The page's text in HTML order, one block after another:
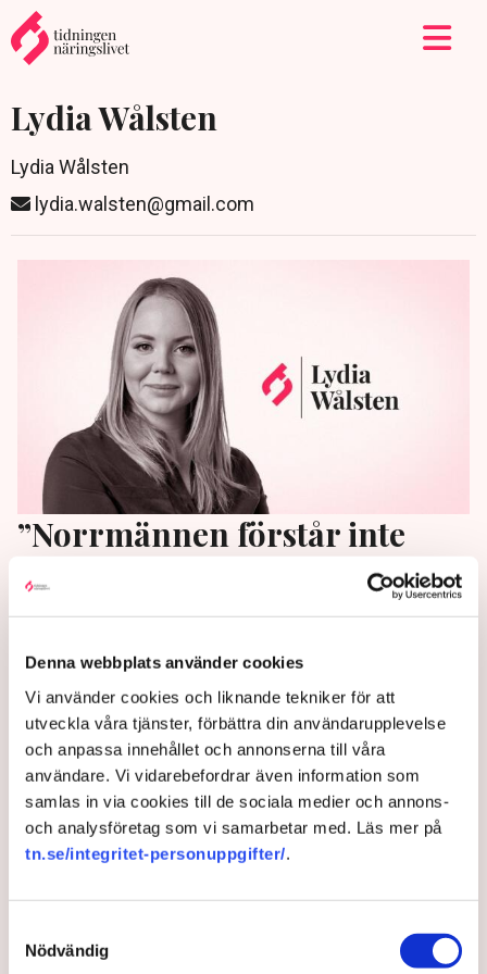
Denna webbplats använder cookies
Vi använder cookies och liknande tekniker för att
utveckla våra tjänster, förbättra din användarupplevelse
och anpassa innehållet och annonserna till våra
användare. Vi vidarebefordrar även information som
samlas in via cookies till de sociala medier och annons-
och analysföretag som vi samarbetar med. Läs mer på
tn.se/integritet-personuppgifter/.
Nödvändig
Lydia Wålsten
Lydia Wålsten
lydia.walsten@gmail.com
”Norrmännen förstår inte
varför hyresfrågan blivit så
stor i Sverige”
Medan hyresfrågan utlöst en regeringskris här
hemma så är bostadspolitiken inte alls lika laddad i
grannlandet. Om detta skriver Lydia Wålsten.
5 years ago |